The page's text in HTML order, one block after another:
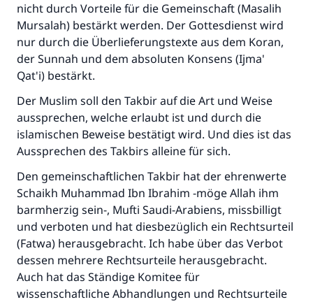
nicht durch Vorteile für die Gemeinschaft (Masalih
Mursalah) bestärkt werden. Der Gottesdienst wird
nur durch die Überlieferungstexte aus dem Koran,
der Sunnah und dem absoluten Konsens (Ijma'
Qat'i) bestärkt.
Der Muslim soll den Takbir auf die Art und Weise
aussprechen, welche erlaubt ist und durch die
islamischen Beweise bestätigt wird. Und dies ist das
Aussprechen des Takbirs alleine für sich.
Den gemeinschaftlichen Takbir hat der ehrenwerte
Schaikh Muhammad Ibn Ibrahim -möge Allah ihm
barmherzig sein-, Mufti Saudi-Arabiens, missbilligt
und verboten und hat diesbezüglich ein Rechtsurteil
(Fatwa) herausgebracht. Ich habe über das Verbot
dessen mehrere Rechtsurteile herausgebracht.
Auch hat das Ständige Komitee für
wissenschaftliche Abhandlungen und Rechtsurteile